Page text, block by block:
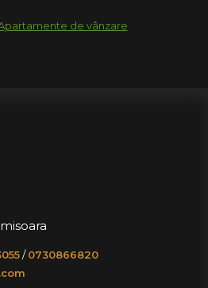
de vânzare
/0730866820